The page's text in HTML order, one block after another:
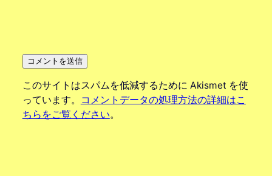
このサイトはスパムを低減するために Akismet を使
っています。
コメントデータの処理方法の詳細はこ
ちらをご覧ください。